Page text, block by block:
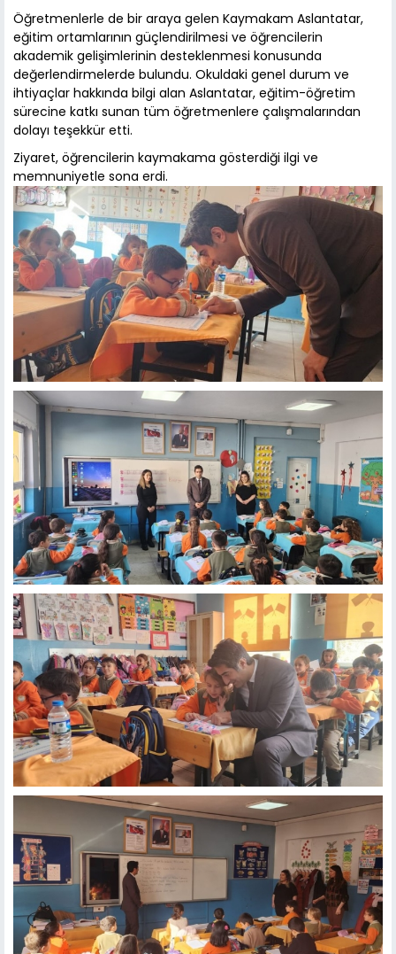
Öğretmenlerle de bir araya gelen Kaymakam Aslantatar,
eğitim ortamlarının güçlendirilmesi ve öğrencilerin
akademik gelişimlerinin desteklenmesi konusunda
değerlendirmelerde bulundu. Okuldaki genel durum ve
ihtiyaçlar hakkında bilgi alan Aslantatar, eğitim-öğretim
sürecine katkı sunan tüm öğretmenlere çalışmalarından
dolayı teşekkür etti.
Ziyaret, öğrencilerin kaymakama gösterdiği ilgi ve
memnuniyetle sona erdi.